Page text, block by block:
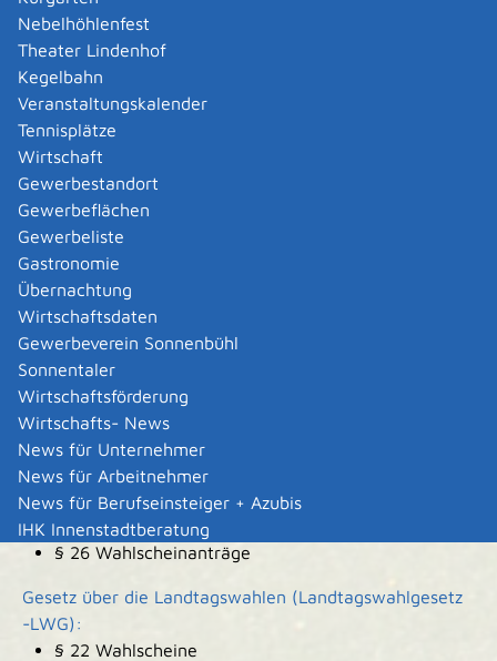
Nebelhöhlenfest
Theater Lindenhof
Kegelbahn
Veranstaltungskalender
Tennisplätze
Wirtschaft
Gewerbestandort
Gewerbeflächen
Gewerbeliste
Gastronomie
Übernachtung
Wirtschaftsdaten
Gewerbeverein Sonnenbühl
Sonnentaler
Wirtschaftsförderung
Wirtschafts- News
News für Unternehmer
News für Arbeitnehmer
News für Berufseinsteiger + Azubis
IHK Innenstadtberatung
können Sie den Wahlschein noch bis 15 Uhr am
Wahltag beantragen.
Erforderliche Unterlagen
wenn möglich: die Wahlbenachrichtigung
Kosten
Bei postalischer Übersendung des Wahlscheinantrags
an die Gemeinde fällt das entsprechende Briefporto an.
Hinweise
keine
Rechtsgrundlage
je nach Art der Wahl, für die Sie einen Wahlschein
beantragen:
Bundeswahlordnung (BWO):
§ 27 Wahlscheinanträge
Europawahlordnung (EuWO):
§ 26 Wahlscheinanträge
Gesetz über die Landtagswahlen (Landtagswahlgesetz
-LWG):
§ 22 Wahlscheine